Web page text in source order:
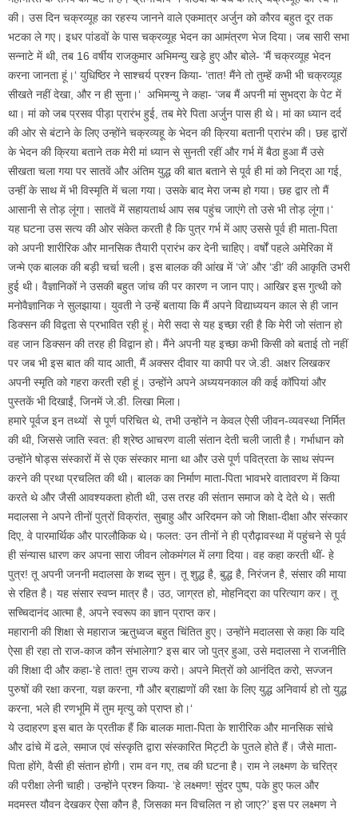
की। उस दिन चक्रव्यूह का रहस्य जानने वाले एकमात्र अर्जुन को कौरव बहुत दूर तक
भटका ले गए। इधर पांडवों के पास चक्रव्यूह भेदन का आमंत्रण भेज दिया। जब सारी सभा
सन्नाटे में थी, तब 16 वर्षीय राजकुमार अभिमन्यु खड़े हुए और बोले- ‘मैं चक्रव्यूह भेदन
करना जानता हूं।‘ युधिष्ठिर ने साश्चर्य प्रश्न किया- ‘तात! मैंने तो तुम्हें कभी भी चक्रव्यूह
सीखते नहीं देखा, और न ही सुना।‘ अभिमन्यु ने कहा- ‘जब मैं अपनी मां सुभद्रा के पेट में
था। मां को जब प्रसव पीड़ा प्रारंभ हुई, तब मेरे पिता अर्जुन पास ही थे। मां का ध्यान दर्द
की ओर से बंटाने के लिए उन्होंने चक्रव्यहू के भेदन की क्रिया बतानी प्रारंभ की। छह द्वारों
के भेदन की क्रिया बताने तक मेरी मां ध्यान से सुनती रहीं और गर्भ में बैठा हुआ मैं उसे
सीखता चला गया पर सातवें और अंतिम युद्ध की बात बताने से पूर्व ही मां को निद्रा आ गई,
उन्हीं के साथ में भी विस्मृति में चला गया। उसके बाद मेरा जन्म हो गया। छह द्वार तो मैं
आसानी से तोड़ लूंगा। सातवें में सहायतार्थ आप सब पहुंच जाएंगे तो उसे भी तोड़ लूंगा।‘
यह घटना उस सत्य की ओर संकेत करती है कि पुत्र गर्भ में आए उससे पूर्व ही माता-पिता
को अपनी शारीरिक और मानसिक तैयारी प्रारंभ कर देनी चाहिए। वर्षों पहले अमेरिका में
जन्मे एक बालक की बड़ी चर्चा चली। इस बालक की आंख में ‘जे’ और ‘डी’ की आकृति उभरी
हुई थी। वैज्ञानिकों ने उसकी बहुत जांच की पर कारण न जान पाए। आखिर इस गुत्थी को
मनोवैज्ञानिक ने सुलझाया। युवती ने उन्हें बताया कि मैं अपने विद्याध्ययन काल से ही जान
डिक्सन की विद्वता से प्रभावित रही हूं। मेरी सदा से यह इच्छा रही है कि मेरी जो संतान हो
वह जान डिक्सन की तरह ही विद्वान हो। मैंने अपनी यह इच्छा कभी किसी को बताई तो नहीं
पर जब भी इस बात की याद आती, मैं अक्सर दीवार या कापी पर जे.डी. अक्षर लिखकर
अपनी स्मृति को गहरा करती रही हूं। उन्होंने अपने अध्ययनकाल की कई कॉपियां और
पुस्तकें भी दिखाईं, जिनमें जे.डी. लिखा मिला।
हमारे पूर्वज इन तथ्यों से पूर्ण परिचित थे, तभी उन्होंने न केवल ऐसी जीवन-व्यवस्था निर्मित
की थी, जिससे जाति स्वत: ही श्रेष्ठ आचरण वाली संतान देती चली जाती है। गर्भाधान को
उन्होंने षोड्स संस्कारों में से एक संस्कार माना था और उसे पूर्ण पवित्रता के साथ संपन्न
करने की प्रथा प्रचलित की थी। बालक का निर्माण माता-पिता भावभरे वातावरण में किया
करते थे और जैसी आवश्यकता होती थी, उस तरह की संतान समाज को दे देते थे। सती
मदालसा ने अपने तीनों पुत्रों विक्रांत, सुबाहु और अरिदमन को जो शिक्षा-दीक्षा और संस्कार
दिए, वे पारमार्थिक और पारलौकिक थे। फलत: उन तीनों ने ही प्रौढ़ावस्था में पहुंचने से पूर्व
ही संन्यास धारण कर अपना सारा जीवन लोकमंगल में लगा दिया। वह कहा करती थीं- हे
पुत्र! तू अपनी जननी मदालसा के शब्द सुन। तू शुद्ध है, बुद्ध है, निरंजन है, संसार की माया
से रहित है। यह संसार स्वप्न मात्र है। उठ, जाग्रत हो, मोहनिद्रा का परित्याग कर। तू
सच्चिदानंद आत्मा है, अपने स्वरूप का ज्ञान प्राप्त कर।
महारानी की शिक्षा से महाराज ऋतुध्वज बहुत चिंतित हुए। उन्होंने मदालसा से कहा कि यदि
ऐसा ही रहा तो राज-काज कौन संभालेगा? इस बार जो पुत्र हुआ, उसे मदालसा ने राजनीति
की शिक्षा दी और कहा-‘हे तात! तुम राज्य करो। अपने मित्रों को आनंदित करो, सज्जन
पुरुषों की रक्षा करना, यज्ञ करना, गौ और ब्राह्मणों की रक्षा के लिए युद्ध अनिवार्य हो तो युद्ध
करना, भले ही रणभूमि में तुम मृत्यु को प्राप्त हो।‘
ये उदाहरण इस बात के प्रतीक हैं कि बालक माता-पिता के शारीरिक और मानसिक सांचे
और ढांचे में ढले, समाज एवं संस्कृति द्वारा संस्कारित मिट्टी के पुतले होते हैं। जैसे माता-
पिता होंगे, वैसी ही संतान होगी। राम वन गए, तब की घटना है। राम ने लक्ष्मण के चरित्र
की परीक्षा लेनी चाही। उन्होंने प्रश्न किया- ‘हे लक्ष्मण! सुंदर पुष्प, पके हुए फल और
मदमस्त यौवन देखकर ऐसा कौन है, जिसका मन विचलित न हो जाए?’ इस पर लक्ष्मण ने